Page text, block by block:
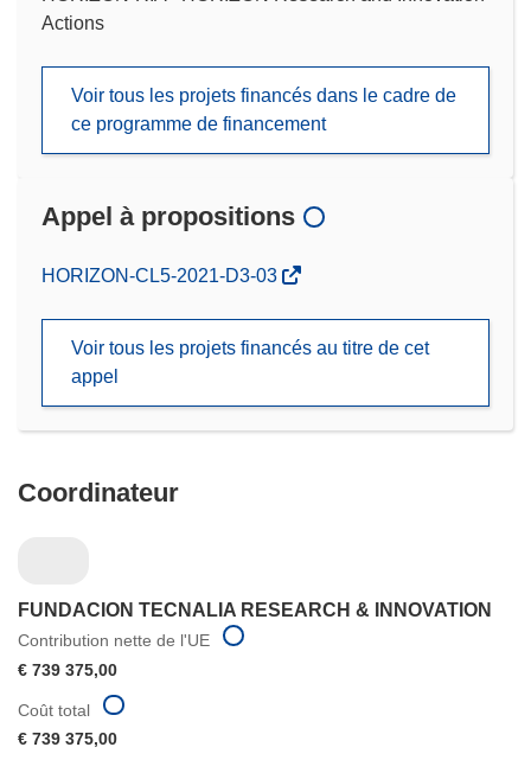
Actions
Voir tous les projets financés dans le cadre de
ce programme de financement
Appel à propositions
(s’ouvre
nouvelle
fenêtre)
HORIZON-CL5-2021-D3-03
Voir tous les projets financés au titre de cet
appel
Coordinateur
FUNDACION TECNALIA RESEARCH & INNOVATION
Contribution nette de l'UE
€ 739 375,00
Coût total
€ 739 375,00